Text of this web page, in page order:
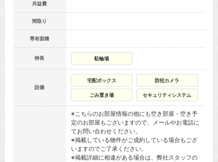
共益費
間取り
専有面積
特長 駐輪場
設備
宅配ボックス 防犯カメラ
ごみ置き場 セキュリティシステム
※こちらのお部屋情報の他にも空き部屋・空き予
定のお部屋もございますので、メールやお電話に
てお問い合わせください。
※掲載している物件がご成約している場合もござ
いますのでご了承ください。
※掲載詳細に相違がある場合は、弊社スタッフの